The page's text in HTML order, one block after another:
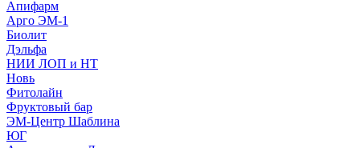
Апифарм
Арго ЭМ-1
Биолит
Дэльфа
НИИ ЛОП и НТ
Новь
Фитолайн
Фруктовый бар
ЭМ-Центр Шаблина
ЮГ